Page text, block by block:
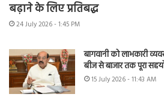
बढ़ाने के लिए प्रतिबद्ध
24 July 2026 - 1:45 PM
बागवानी को लाभकारी
बीज से बाजार तक पूरा
15 July 2026 - 11:43 AM